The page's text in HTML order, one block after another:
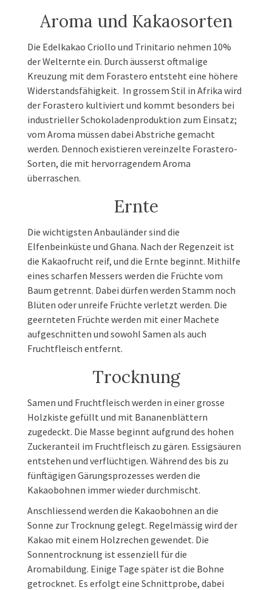
Aroma und Kakaosorten
Die Edelkakao Criollo und Trinitario nehmen 10%
der Welternte ein. Durch äusserst oftmalige
Kreuzung mit dem Forastero entsteht eine höhere
Widerstandsfähigkeit. In grossem Stil in Afrika wird
der Forastero kultiviert und kommt besonders bei
industrieller Schokoladenproduktion zum Einsatz;
vom Aroma müssen dabei Abstriche gemacht
werden. Dennoch existieren vereinzelte Forastero-
Sorten, die mit hervorragendem Aroma
überraschen.
Ernte
Die wichtigsten Anbauländer sind die
Elfenbeinküste und Ghana. Nach der Regenzeit ist
die Kakaofrucht reif, und die Ernte beginnt. Mithilfe
eines scharfen Messers werden die Früchte vom
Baum getrennt. Dabei dürfen werden Stamm noch
Blüten oder unreife Früchte verletzt werden. Die
geernteten Früchte werden mit einer Machete
aufgeschnitten und sowohl Samen als auch
Fruchtfleisch entfernt.
Trocknung
Samen und Fruchtfleisch werden in einer grosse
Holzkiste gefüllt und mit Bananenblättern
zugedeckt. Die Masse beginnt aufgrund des hohen
Zuckeranteil im Fruchtfleisch zu gären. Essigsäuren
entstehen und verflüchtigen. Während des bis zu
fünftägigen Gärungsprozesses werden die
Kakaobohnen immer wieder durchmischt.
Anschliessend werden die Kakaobohnen an die
Sonne zur Trocknung gelegt. Regelmässig wird der
Kakao mit einem Holzrechen gewendet. Die
Sonnentrocknung ist essenziell für die
Aromabildung. Einige Tage später ist die Bohne
getrocknet. Es erfolgt eine Schnittprobe, dabei